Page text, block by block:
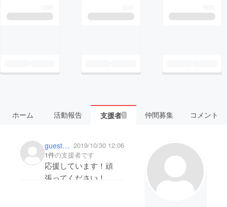
ホーム 活動報告 支援者 1 仲間募集 コメント
guest1ed102b27f74 2019/10/30 12:06
1件の支援者です
応援しています！頑
張ってください！